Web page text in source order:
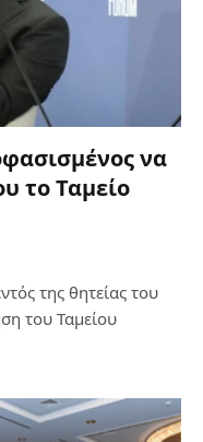
να
το Ταμείο
της θητείας του
του Ταμείου